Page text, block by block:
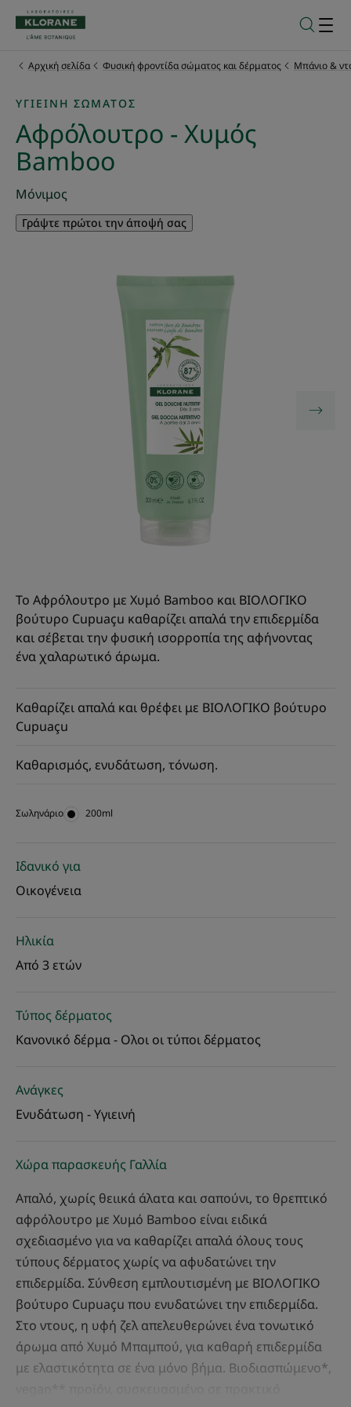
Αρχική σελίδα Φυσική φροντίδα σώματος και δέρματος Μπάνιο &
ΥΓΙΕΙΝΉ ΣΏΜΑΤΟΣ
Αφρόλουτρο - Χυμός
Βamboo
Μόνιμος
Γράψτε πρώτοι την άποψή σας
Το Αφρόλουτρο με Χυμό Bamboo και ΒΙΟΛΟΓΙΚΟ
βούτυρο Cupuaçu καθαρίζει απαλά την επιδερμίδα
και σέβεται την φυσική ισορροπία της αφήνοντας
ένα χαλαρωτικό άρωμα.
Καθαρίζει απαλά και θρέφει με ΒΙΟΛΟΓΙΚΟ βούτυρο
Cupuaçu
Καθαρισμός, ενυδάτωση, τόνωση.
Σωληνάριο Σωληνάριο
200ml
Ιδανικό για
Οικογένεια
Ηλικία
Από 3 ετών
Τύπος δέρματος
Κανονικό δέρμα - Ολοι οι τύποι δέρματος
Ανάγκες
Ενυδάτωση - Υγιεινή
Χώρα παρασκευής Γαλλία
Απαλό, χωρίς θειικά άλατα και σαπούνι, το θρεπτικό
αφρόλουτρο με Χυμό Βamboo είναι ειδικά
σχεδιασμένο για να καθαρίζει απαλά όλους τους
τύπους δέρματος χωρίς να αφυδατώνει την
επιδερμίδα. Σύνθεση εμπλουτισμένη με ΒΙΟΛΟΓΙΚΟ
βούτυρο Cupuaçu που ενυδατώνει την επιδερμίδα.
Στο ντους, η υφή ζελ απελευθερώνει ένα τονωτικό
άρωμα από Χυμό Μπαμπού, για καθαρή επιδερμίδα
με ελαστικότητα σε ένα μόνο βήμα. Βιοδιασπώμενο*,